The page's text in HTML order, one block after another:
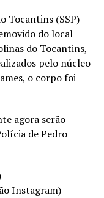
Tocantins (SSP)
do local
do Tocantins,
pelo núcleo
o corpo foi
agora serão
de Pedro
Instagram)